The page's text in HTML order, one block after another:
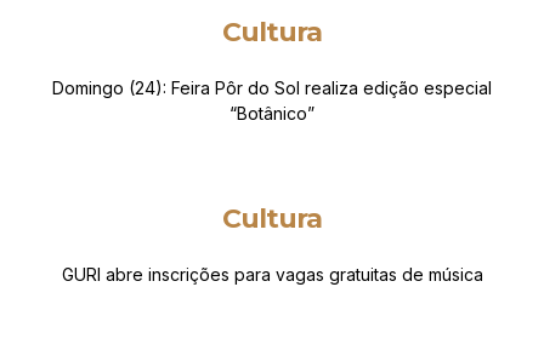
Cultura
Domingo (24): Feira Pôr do Sol realiza edição especial
“Botânico”
Cultura
GURI abre inscrições para vagas gratuitas de música